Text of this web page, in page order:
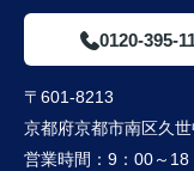
0120-395-
〒601-8213
京都府京都市南区久
営業時間： 9：00～18